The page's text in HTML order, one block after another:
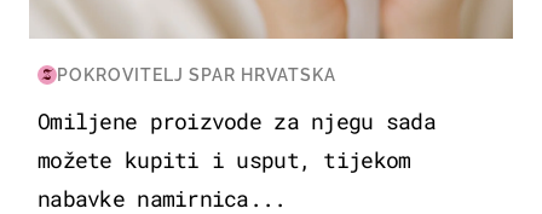
POKROVITELJ SPAR HRVATSKA
Omiljene proizvode za njegu sada
možete kupiti i usput, tijekom
nabavke namirnica...